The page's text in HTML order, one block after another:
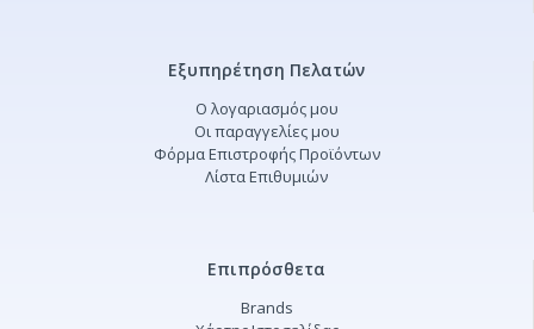
Εξυπηρέτηση Πελατών
Ο λογαριασμός μου
Οι παραγγελίες μου
Φόρμα Επιστροφής Προϊόντων
Λίστα Επιθυμιών
Επιπρόσθετα
Brands